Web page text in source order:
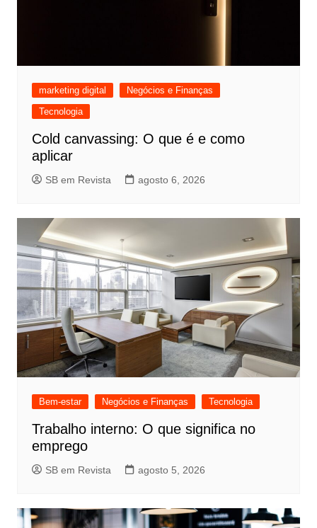
marketing digital
Negócios e Finanças
Tecnologia
Cold canvassing: O que é e como
aplicar
SB em Revista agosto 6, 2026
Bem-estar Negócios e Finanças Tecnologia
Trabalho interno: O que significa no
emprego
SB em Revista agosto 5, 2026